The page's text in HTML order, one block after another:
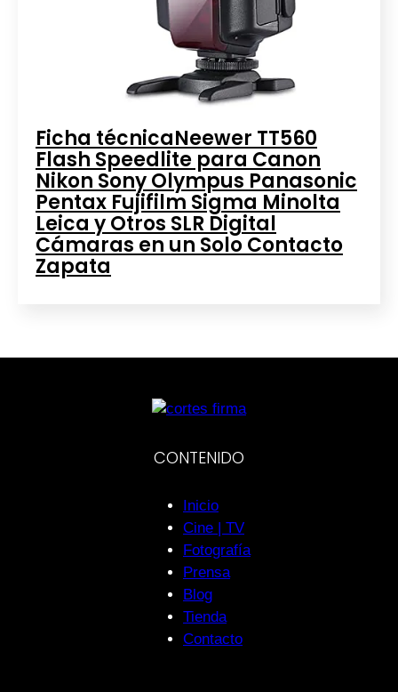
Ficha técnicaNeewer TT560
Flash Speedlite para Canon
Nikon Sony Olympus Panasonic
Pentax Fujifilm Sigma Minolta
Leica y Otros SLR Digital
Cámaras en un Solo Contacto
Zapata
CONTENIDO
Inicio
Cine | TV
Fotografía
Prensa
Blog
Tienda
Contacto